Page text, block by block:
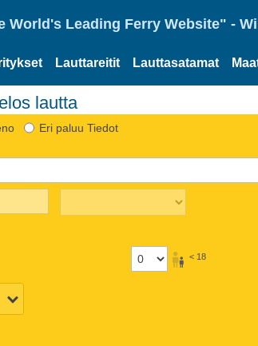
World's Leading Ferry Website" -
Lauttareitit Lauttasatamat
lautta
Eri paluu Tiedot
< 18